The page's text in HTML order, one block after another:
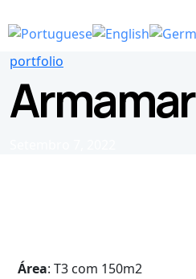
portfolio
Armamar
Área: T3 com 150m2